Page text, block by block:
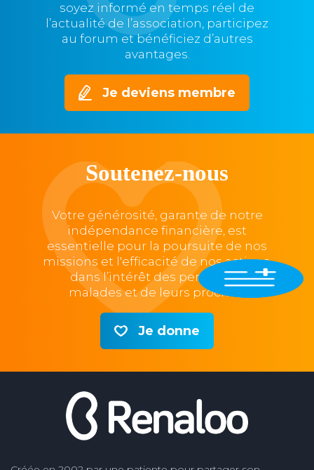
soyez informé en temps réel de
l’actualité de l’association, participez
au forum et bénéficiez d’autres
avantages.
Je deviens membre
Soutenez-nous
Votre générosité, garante de notre
indépendance financière, est
essentielle pour la poursuite de nos
missions et l'efficacité de nos actions,
dans l’intérêt des personnes
malades et de leurs proches.
Je donne